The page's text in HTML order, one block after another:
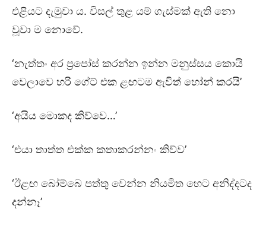
එළියට දැමුවා ය. විසල් තුළ යම් ගැස්මක් ඇති නො
වූවා ම නොවේ.
‘නැත්තං අර ප්‍රපෝස් කරන්න ඉන්න මනුස්සය කොයි
වෙලාවෙ හරි ගේට් එක ළඟටම ඇවිත් හෝන් කරයි’
‘අයිය මොකද කිව්වෙ…’
‘එයා තාත්ත එක්ක කතාකරන්නං කිව්ව’
‘ඊළඟ බෝම්බෙ පත්තු වෙන්න නියමිත හෙට අනිද්දටද
දන්නෑ’